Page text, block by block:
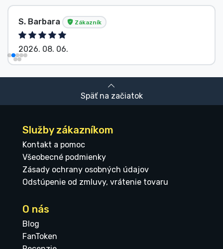
S. Barbara Zákazník
2026. 08. 06.
Späť na začiatok
Služby zákazníkom
Kontakt a pomoc
Všeobecné podmienky
Zásady ochrany osobných údajov
Odstúpenie od zmluvy, vrátenie tovaru
O nás
Blog
FanToken